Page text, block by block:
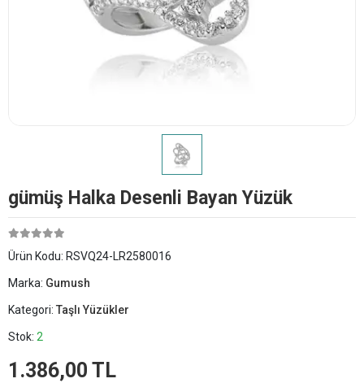
​gümüş Halka Desenli Bayan Yüzük
Ürün Kodu: RSVQ24-LR2580016
Marka: Gumush
Kategori: Taşlı Yüzükler
Stok: 2
1.386,00 TL